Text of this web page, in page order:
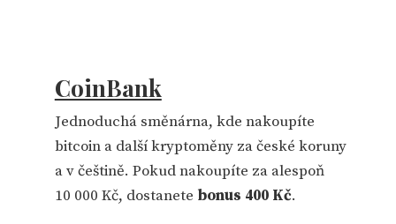
CoinBank
Jednoduchá směnárna, kde nakoupíte
bitcoin a další kryptoměny za české koruny
a v češtině. Pokud nakoupíte za alespoň
10 000 Kč, dostanete bonus 400 Kč.